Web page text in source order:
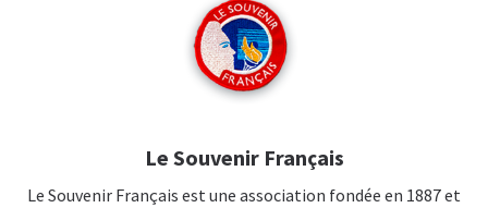
Le Souvenir Français
Le Souvenir Français est une association fondée en 1887 et